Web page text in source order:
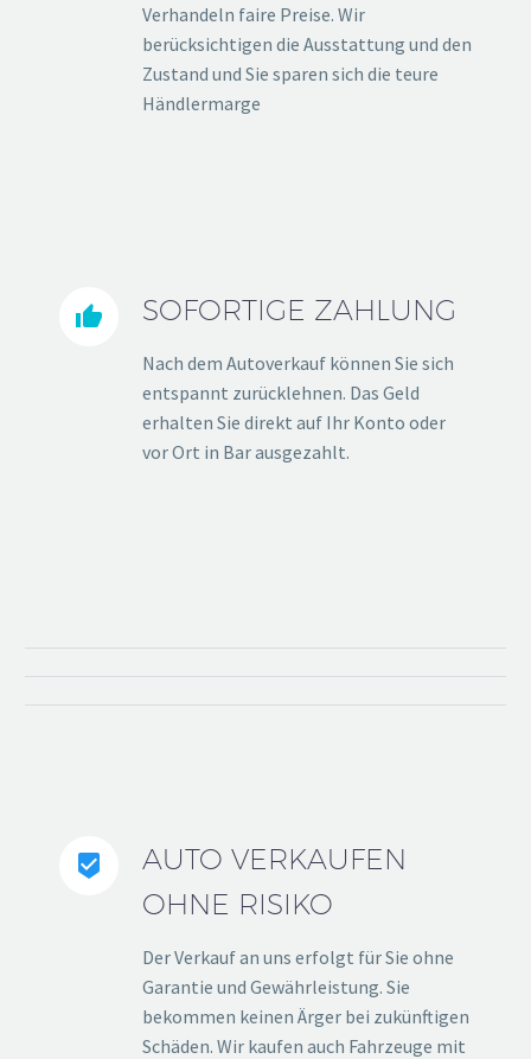
Verhandeln faire Preise. Wir
berücksichtigen die Ausstattung und den
Zustand und Sie sparen sich die teure
Händlermarge

 SOFORTIGE ZAHLUNG
Nach dem Autoverkauf können Sie sich
entspannt zurücklehnen. Das Geld
erhalten Sie direkt auf Ihr Konto oder
vor Ort in Bar ausgezahlt.


AUTO VERKAUFEN
OHNE RISIKO
Der Verkauf an uns erfolgt für Sie ohne
Garantie und Gewährleistung. Sie
bekommen keinen Ärger bei zukünftigen
Schäden. Wir kaufen auch Fahrzeuge mit